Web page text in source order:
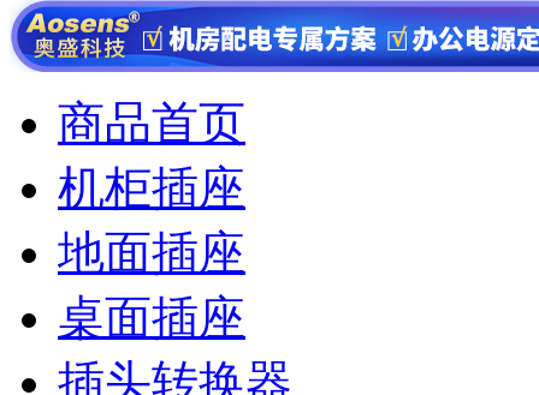
商品首页
机柜插座
地面插座
桌面插座
插头转换器